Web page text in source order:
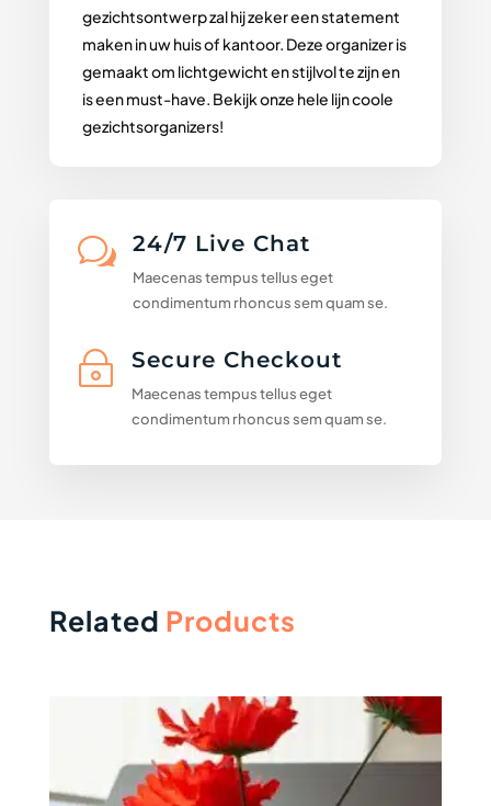
gezichtsontwerp zal hij zeker een statement
maken in uw huis of kantoor. Deze organizer is
gemaakt om lichtgewicht en stijlvol te zijn en
is een must-have. Bekijk onze hele lijn coole
gezichtsorganizers!
w 24/7 Live Chat
Maecenas tempus tellus eget
condimentum rhoncus sem quam se.
~ Secure Checkout
Maecenas tempus tellus eget
condimentum rhoncus sem quam se.
Related Products